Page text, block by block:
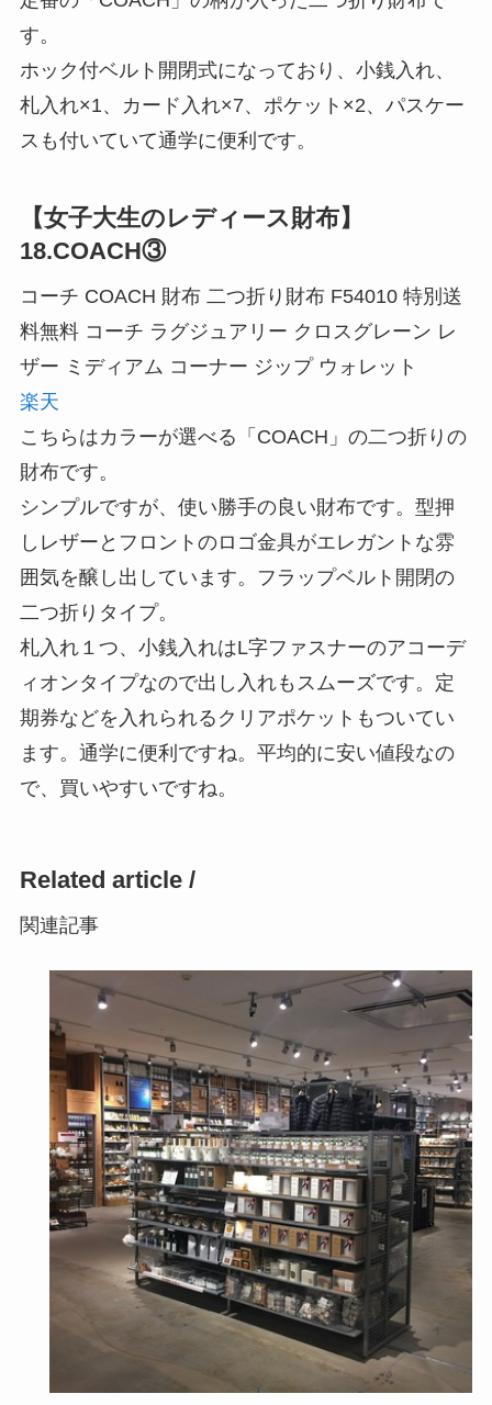
す。
ホック付ベルト開閉式になっており、小銭入れ、
札入れ×1、カード入れ×7、ポケット×2、パスケー
スも付いていて通学に便利です。
【女子大生のレディース財布】
18.COACH③
コーチ COACH 財布 二つ折り財布 F54010 特別送
料無料 コーチ ラグジュアリー クロスグレーン レ
ザー ミディアム コーナー ジップ ウォレット
楽天
こちらはカラーが選べる「COACH」の二つ折りの
財布です。
シンプルですが、使い勝手の良い財布です。型押
しレザーとフロントのロゴ金具がエレガントな雰
囲気を醸し出しています。フラップベルト開閉の
二つ折りタイプ。
札入れ１つ、小銭入れはL字ファスナーのアコーデ
ィオンタイプなので出し入れもスムーズです。定
期券などを入れられるクリアポケットもついてい
ます。通学に便利ですね。平均的に安い値段なの
で、買いやすいですね。
Related article /
関連記事